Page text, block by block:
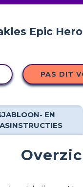
PAS DIT
EN